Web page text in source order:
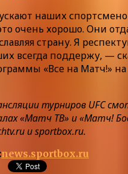
наших
очень хорошо. Они
страну. Я
всегда поддержу, —
«Все на Матч!» на
турниров UFC
«Матч ТВ» и «Матч!
и sportbox.ru.
news.sportbox.ru